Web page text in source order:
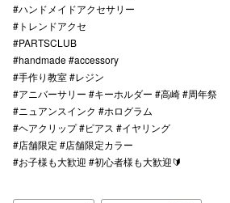
#ハンドメイドアクセサリー
#トレンドアクセ
#PARTSCLUB
#handmade #accessory
#手作り教室 #レジン
#アニバーサリー #キーホルダー #高崎 #周年祭
#ニュアンスインク #ホログラム
#ヘアクリップ #ピアス #イヤリング
#店舗限定 #店舗限定カラー
#お子様も大歓迎 #初心者様も大歓迎🔰